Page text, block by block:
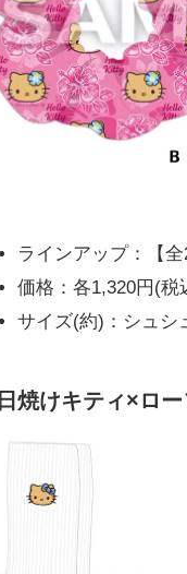
ラインアップ：【全
価格：各1,320円(税
サイズ(約)：シュシ
日焼けキティ×ロ